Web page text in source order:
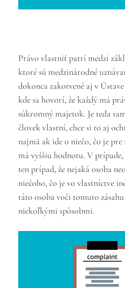
Právo vlastniť patrí medzi
ktoré sú medzinárodné
dokonca zakotvené aj v
kde sa hovorí, že každý má
súkromný majetok. Je teda
človek vlastní, chce si to aj
najmä ak ide o niečo, čo je pre
má vyššiu hodnotu. V prípade,
ten prípad, že nejaká osoba
niečoho, čo je vo vlastníctve
táto osoba voči tomuto
niekoľkými spôsobmi.